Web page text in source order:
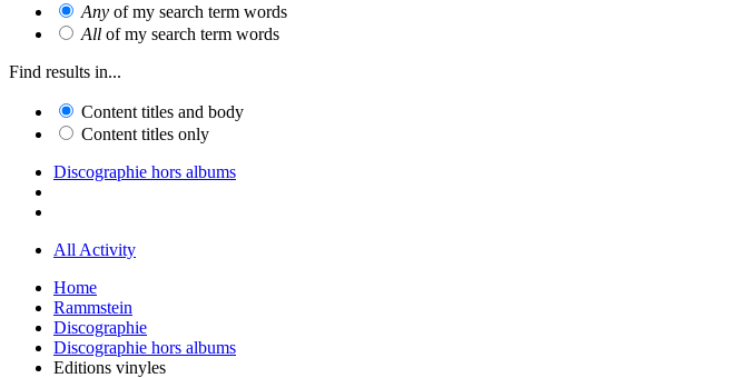
Any of my search term words
All of my search term words
Find results in...
Content titles and body
Content titles only
Discographie hors albums
All Activity
Home
Rammstein
Discographie
Discographie hors albums
Editions vinyles